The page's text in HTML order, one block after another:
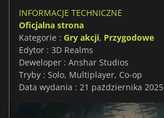
INFORMACJE TECHNICZNE
Oficjalna strona
Kategorie : Gry akcji, Przygodowe
Edytor : 3D Realms
Deweloper : Anshar Studios
Tryby : Solo, Multiplayer, Co-op
Data wydania : 21 października 2025